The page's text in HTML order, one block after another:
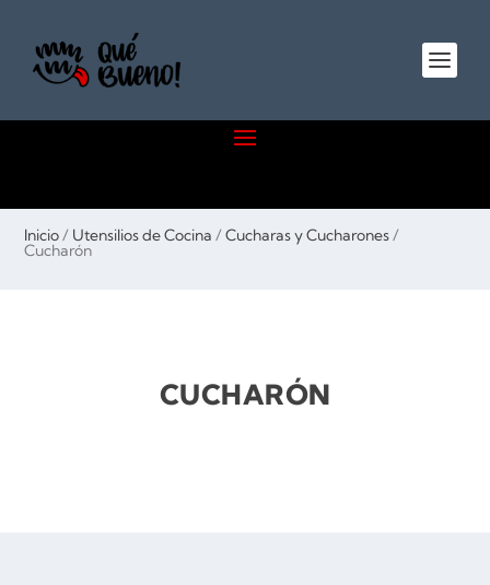
Inicio/ Utensilios de Cocina /Cucharas y Cucharones/
Cucharón
CUCHARÓN